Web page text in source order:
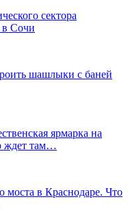
сектора
в Сочи
шашлыки с баней
ярмарка на
ждет там…
моста в Краснодаре. Что